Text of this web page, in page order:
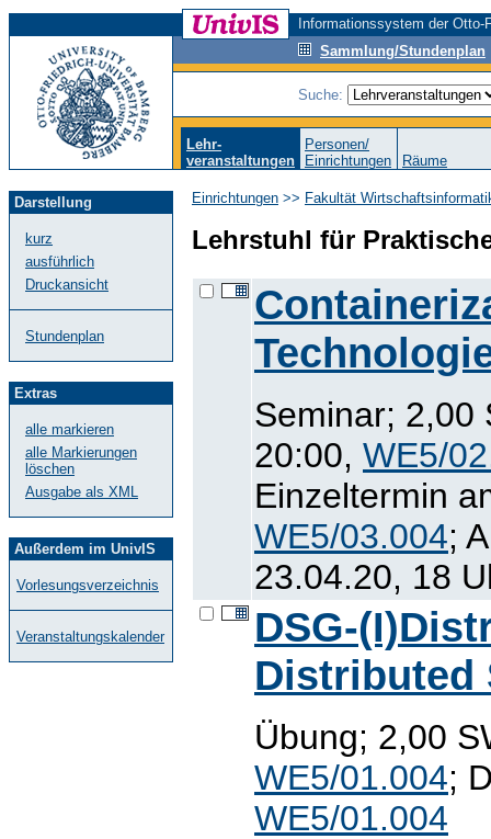
Informationssystem der
Sammlung/Stundenplan
Suche:
Lehr-
veranstaltungen
Personen/
Einrichtungen
Räume
Darstellung
kurz
ausführlich
Druckansicht
Stundenplan
Extras
alle markieren
alle Markierungen
löschen
Ausgabe als XML
Außerdem im UnivIS
Vorlesungsverzeichnis
Veranstaltungskalender
Einrichtungen >> Fakultät
Lehrstuhl für
Seminar; 2,00
20:00, WE5/
Einzeltermin
WE5/03.004;
23.04.20, 18
DSG-
Distributed
Übung; 2,00
WE5/01.004;
WE5/01.004